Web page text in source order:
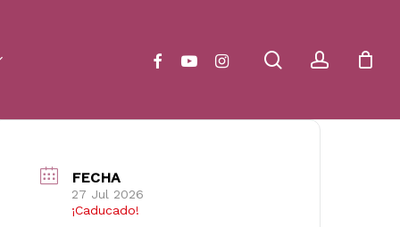
searchaccount
facebookyoutubeinstagram Cart
FECHA
27 Jul 2026
¡Caducado!